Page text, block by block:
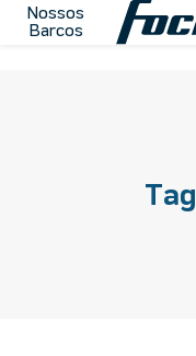
Menu de
Nossos
Barcos